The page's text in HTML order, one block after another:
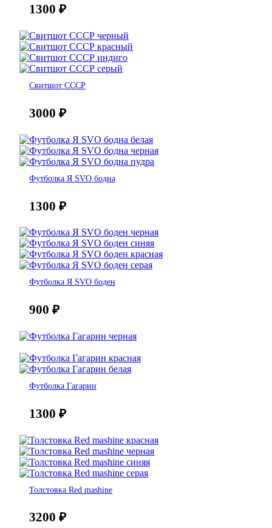
1300 ₽
Свитшот СССР
3000 ₽
Футболка Я SVO бодна
1300 ₽
Футболка Я SVO боден
900 ₽
Футболка Гагарин
1300 ₽
Толстовка Red mashine
3200 ₽